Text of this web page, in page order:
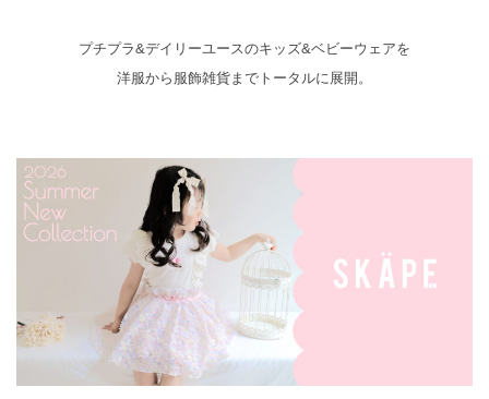
プチプラ&デイリーユースのキッズ&ベビーウェアを
洋服から服飾雑貨までトータルに展開。